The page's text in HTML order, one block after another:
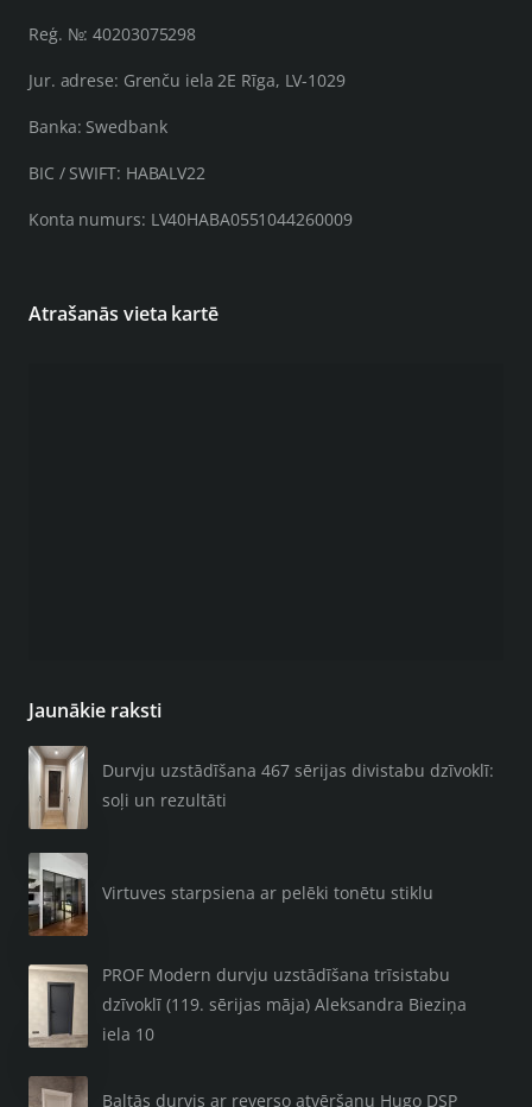
Reģ. №: 40203075298
Jur. adrese: Grenču iela 2E Rīga, LV-1029
Banka: Swedbank
BIC / SWIFT: HABALV22
Konta numurs: LV40HABA0551044260009
Atrašanās vieta kartē
Jaunākie raksti
Durvju uzstādīšana 467 sērijas divistabu dzīvoklī:
soļi un rezultāti
Virtuves starpsiena ar pelēki tonētu stiklu
PROF Modern durvju uzstādīšana trīsistabu
dzīvoklī (119. sērijas māja) Aleksandra Bieziņa
iela 10
Baltās durvis ar reverso atvēršanu Hugo DSP